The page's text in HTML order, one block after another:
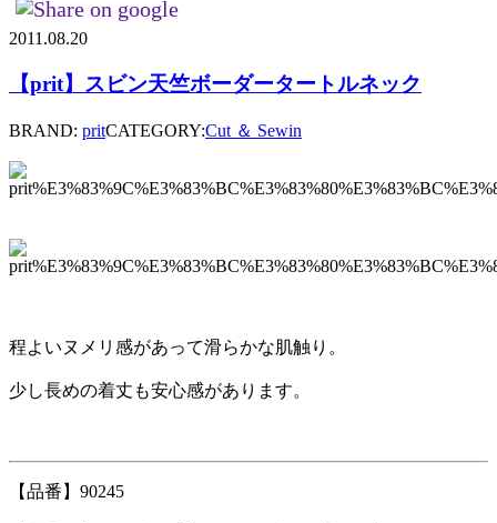
2011.08.20
【prit】スビン天竺ボーダータートルネック
BRAND: pritCATEGORY:Cut ＆ Sewin
程よいヌメリ感があって滑らかな肌触り。
少し長めの着丈も安心感があります。
【品番】90245